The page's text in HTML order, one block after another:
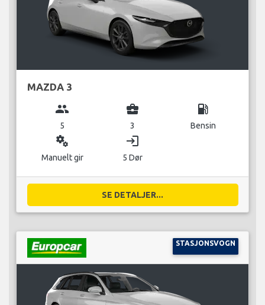
MAZDA 3
group
5
business_center
3
local_gas_station
Bensin
miscellaneous_services
Manuelt gir
login
5 Dør
SE DETALJER...
STASJONSVOGN